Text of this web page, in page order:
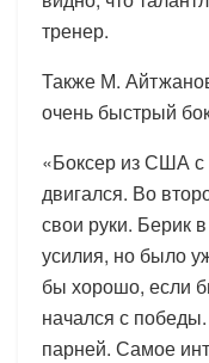
тренер.
Также М.
очень быстрый
«Боксер из США с
двигался. Во
свои руки. Берик
усилия, но было
бы хорошо, если
начался с
парней. Самое